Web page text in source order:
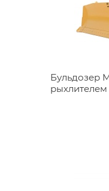
Бульдозер
рыхлителем